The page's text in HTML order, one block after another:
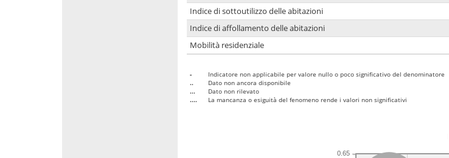
Indice di sottoutilizzo delle abitazioni
Indice di affollamento delle abitazioni
Mobilità residenziale
-
Indicatore non applicabile per valore nullo o poco significativo del denominatore
..
Dato non ancora disponibile
...
Dato non rilevato
....
La mancanza o esiguità del fenomeno rende i valori non significativi
0.65